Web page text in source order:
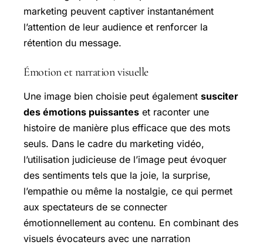
marketing peuvent captiver instantanément
l’attention de leur audience et renforcer la
rétention du message.
Émotion et narration visuelle
Une image bien choisie peut également susciter
des émotions puissantes et raconter une
histoire de manière plus efficace que des mots
seuls. Dans le cadre du marketing vidéo,
l’utilisation judicieuse de l’image peut évoquer
des sentiments tels que la joie, la surprise,
l’empathie ou même la nostalgie, ce qui permet
aux spectateurs de se connecter
émotionnellement au contenu. En combinant des
visuels évocateurs avec une narration